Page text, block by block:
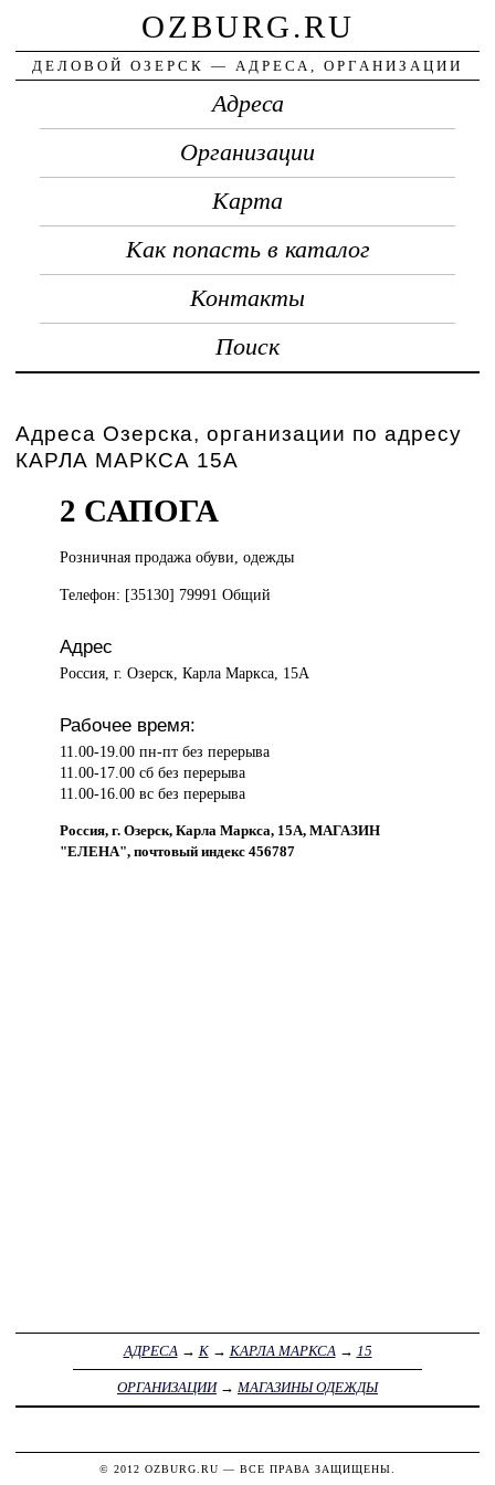
OZBURG.RU
ДЕЛОВОЙ ОЗЕРСК — АДРЕСА, ОРГАНИЗАЦИИ
Адреса
Организации
Карта
Как попасть в каталог
Контакты
Поиск
Адреса Озерска, организации по адресу
КАРЛА МАРКСА 15А
2 САПОГА
Розничная продажаобуви, одежды
Телефон: [35130] 79991 Общий
Адрес
Россия, г. Озерск, Карла Маркса, 15А
Рабочее время:
11.00-19.00 пн-пт без перерыва
11.00-17.00 сб без перерыва
11.00-16.00 вс без перерыва
Россия, г. Озерск, Карла Маркса, 15А, МАГАЗИН
"ЕЛЕНА", почтовый индекс 456787
АДРЕСА→ К→ КАРЛА МАРКСА→ 15
ОРГАНИЗАЦИИ→ МАГАЗИНЫ ОДЕЖДЫ
© 2012 OZBURG.RU — ВСЕ ПРАВА ЗАЩИЩЕНЫ.